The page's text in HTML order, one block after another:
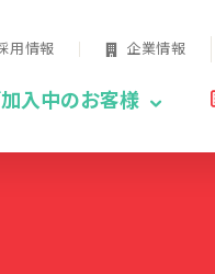
用情報 企業情報
入中のお客様